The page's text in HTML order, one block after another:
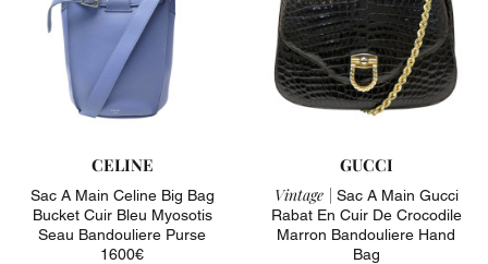
CELINE
Sac A Main Celine Big Bag
Bucket Cuir Bleu Myosotis
Seau Bandouliere Purse
1600€
GUCCI
Vintage | Sac A Main Gucci
Rabat En Cuir De Crocodile
Marron Bandouliere Hand
Bag